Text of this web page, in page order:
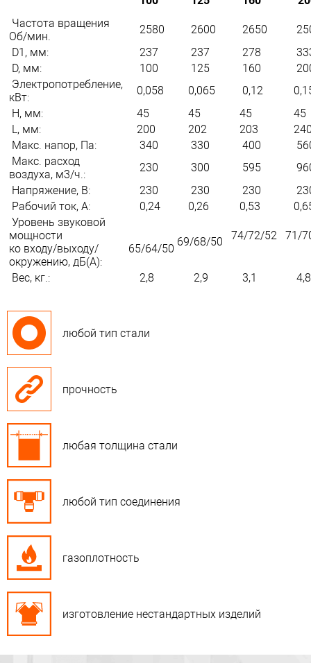
Частота вращения
Об/мин.
2580 2600 2650
D1, мм:
237 237 278
D, мм:
100 125 160
Электропотребление,
кВт:
0,058 0,065 0,12
H, мм:
45 45 45
45
L, мм:
200 202 203
Макс. напор, Па:
340 330 400
Макс. расход
воздуха, м3/ч.:
230 300 595
Напряжение, В:
230 230 230
Рабочий ток, А:
0,24 0,26 0,53
Уровень звуковой
мощности
ко входу/выходу/
окружению, дБ(А):
65/64/50
69/68/50 74/72/52 71/
Вес, кг.: 2,8 2,9 3,1 4,8
любой тип стали
прочность
любая толщина стали
любой тип соединения
газоплотность
изготовление нестандартных изделий